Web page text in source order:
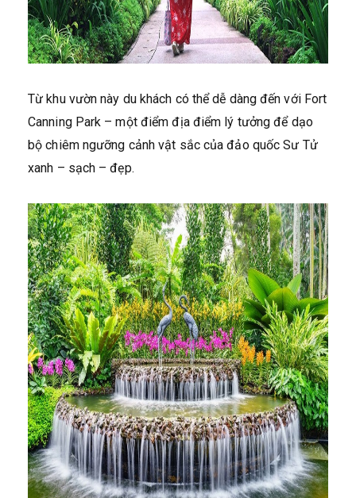
Từ khu vườn này du khách có thể dễ dàng đến với Fort
Canning Park – một điểm địa điểm lý tưởng để dạo
bộ chiêm ngưỡng cảnh vật sắc của đảo quốc Sư Tử
xanh – sạch – đẹp.